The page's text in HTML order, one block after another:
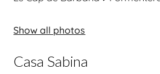
Show all photos
Casa Sabina